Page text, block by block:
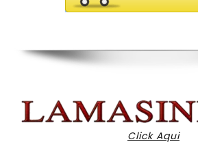
Click Aqui